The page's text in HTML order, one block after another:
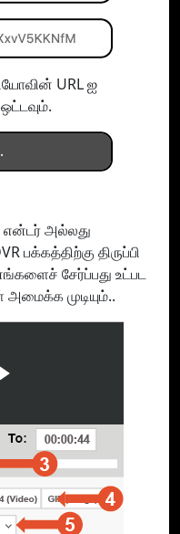
URL ஐ
என்டர் அல்லது
பக்கத்திற்கு திருப்பி
சேர்ப்பது உட்பட
முடியும்..